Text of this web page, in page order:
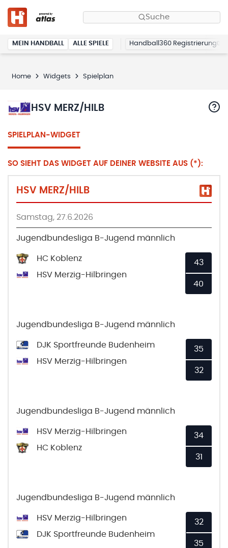
Suche
MEIN HANDBALL ALLE SPIELE Handball360 Registrierung
Home Widgets Spielplan
HSV MERZ/HILB
SPIELPLAN-WIDGET
SO SIEHT DAS WIDGET AUF DEINER WEBSITE AUS (*):
HSV MERZ/HILB
Samstag, 27.6.2026
Jugendbundesliga B-Jugend männlich
HC Koblenz
HSV Merzig-Hilbringen
43
40
Jugendbundesliga B-Jugend männlich
DJK Sportfreunde Budenheim
HSV Merzig-Hilbringen
35
32
Jugendbundesliga B-Jugend männlich
HSV Merzig-Hilbringen
HC Koblenz
34
31
Jugendbundesliga B-Jugend männlich
HSV Merzig-Hilbringen
DJK Sportfreunde Budenheim
32
35